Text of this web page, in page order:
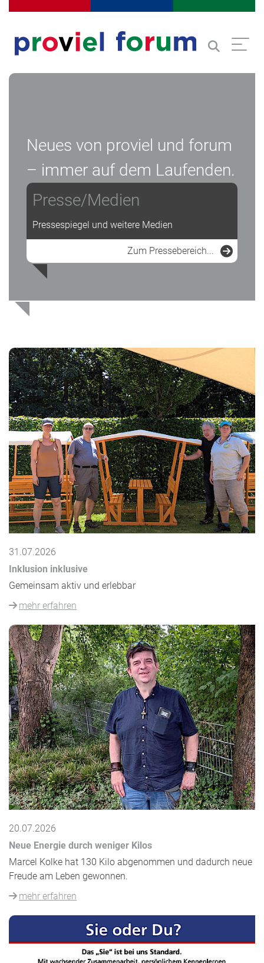
Suche
Neues von proviel und forum
– immer auf dem Laufenden.
Presse/Medien
Pressespiegel und weitere Medien
Zum Pressebereich...
31.07.2026
Inklusion inklusive
Gemeinsam aktiv und erlebbar
mehr erfahren
20.07.2026
Neue Energie durch weniger Kilos
Marcel Kolke hat 130 Kilo abgenommen und dadurch neue
Freude am Leben gewonnen.
mehr erfahren